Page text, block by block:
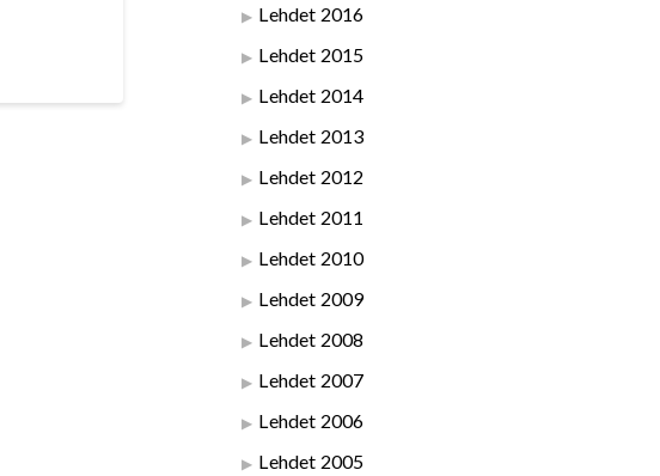
Lehdet 2016
Lehdet 2015
Lehdet 2014
Lehdet 2013
Lehdet 2012
Lehdet 2011
Lehdet 2010
Lehdet 2009
Lehdet 2008
Lehdet 2007
Lehdet 2006
Lehdet 2005